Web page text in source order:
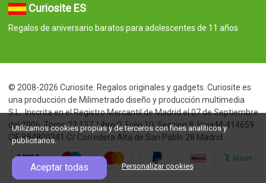
Curiosite ES
Regalos de aniversario baratos para adolescentes de 11 años
© 2008-2026 Curiosite. Regalos originales y gadgets. Curiosite es
una producción de Milimetrado diseño y producción multimedia
S.L.. Inscrita en el Registro Mercantil de Madrid el 07 de Septiembre
del 2006. Tomo:23.137. Libro:0. Folio:10. Seccion:8. Hoja:M-414659
CIF:B84800341 C/ Corredera Alta de San Pablo 28 Madrid
Utilizamos cookies propias y de terceros con fines analíticos y
publicitarios.
Aceptar todas Personalizar cookies